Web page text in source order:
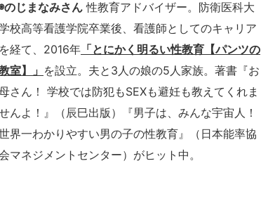
のじまなみさん 性教育アドバイザー。防衛医科大
校高等看護学院卒業後、看護師としてのキャリア
を経て、2016年 「とにかく明るい性教育【パンツの
室】」 を設立。夫と3人の娘の5人家族。著書『お
さん！ 学校では防犯もSEXも避妊も教えてくれま
んよ！』（辰巳出版）『男子は、みんな宇宙人！
界一わかりやすい男の子の性教育』（日本能率協
マネジメントセンター）がヒット中。